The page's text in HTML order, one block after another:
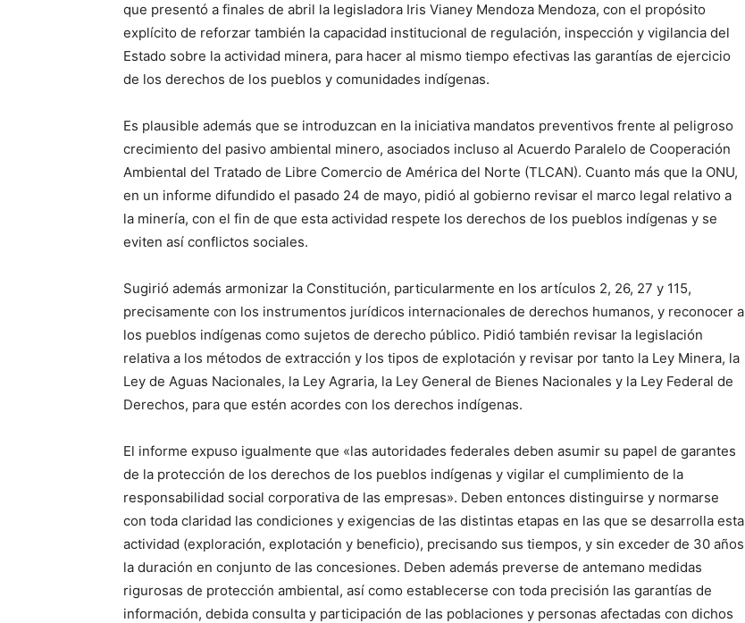
que presentó a finales de abril la legisladora Iris Vianey Mendoza Mendoza, con el propósito
explícito de reforzar también la capacidad institucional de regulación, inspección y vigilancia del
Estado sobre la actividad minera, para hacer al mismo tiempo efectivas las garantías de ejercicio
de los derechos de los pueblos y comunidades indígenas.
Es plausible además que se introduzcan en la iniciativa mandatos preventivos frente al peligroso
crecimiento del pasivo ambiental minero, asociados incluso al Acuerdo Paralelo de Cooperación
Ambiental del Tratado de Libre Comercio de América del Norte (TLCAN). Cuanto más que la ONU,
en un informe difundido el pasado 24 de mayo, pidió al gobierno revisar el marco legal relativo a
la minería, con el fin de que esta actividad respete los derechos de los pueblos indígenas y se
eviten así conflictos sociales.
Sugirió además armonizar la Constitución, particularmente en los artículos 2, 26, 27 y 115,
precisamente con los instrumentos jurídicos internacionales de derechos humanos, y reconocer a
los pueblos indígenas como sujetos de derecho público. Pidió también revisar la legislación
relativa a los métodos de extracción y los tipos de explotación y revisar por tanto la Ley Minera, la
Ley de Aguas Nacionales, la Ley Agraria, la Ley General de Bienes Nacionales y la Ley Federal de
Derechos, para que estén acordes con los derechos indígenas.
El informe expuso igualmente que «las autoridades federales deben asumir su papel de garantes
de la protección de los derechos de los pueblos indígenas y vigilar el cumplimiento de la
responsabilidad social corporativa de las empresas». Deben entonces distinguirse y normarse
con toda claridad las condiciones y exigencias de las distintas etapas en las que se desarrolla esta
actividad (exploración, explotación y beneficio), precisando sus tiempos, y sin exceder de 30 años
la duración en conjunto de las concesiones. Deben además preverse de antemano medidas
rigurosas de protección ambiental, así como establecerse con toda precisión las garantías de
información, debida consulta y participación de las poblaciones y personas afectadas con dichos